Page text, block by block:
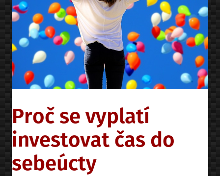
Proč se vyplatí
investovat čas do
sebeúcty